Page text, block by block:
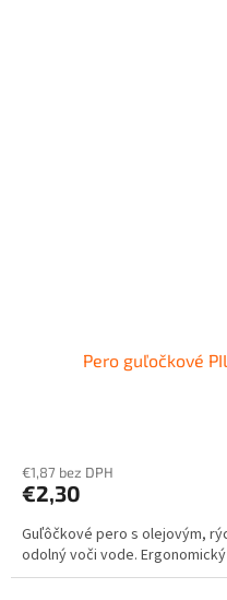
Pero guľočkové
€1,87 bez DPH
€2,30
Guľôčkové pero s olejovým,
odolný voči vode.